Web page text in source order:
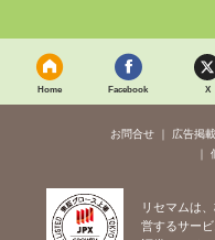
Home Facebook X
お問合せ 広告掲載
リセマムは
営するサービ